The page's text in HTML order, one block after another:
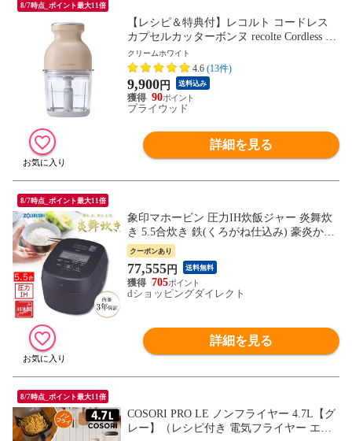
8/7時点_ポイント最大11倍
【レシピ＆特典付】レコルト コードレス
カプセルカッターボンヌ recolte Cordless Ca
psule Cutter Bonne ≪クリームホワイト RCP
-7≫ フードプロセッサー 充電式 洗いやす
い みじん切り 氷も砕ける 大根おろし かき
氷 泡立て 電動 ギフト
クリームホワイト
4.6 (13件)
9,900円 送料込み
90
プライウッド
詳細を見る
8/7時点_ポイント最大11倍
象印マホービン 圧力IH炊飯ジャー 炎舞炊
き 5.5合炊き 鉄(くろがね仕込み) 豪炎かま
ど釜 炊飯器 スレートブラック NW-NB10-B
Z
クーポンあり
77,555円 送料無料
705
dショッピングダイレクト
詳細を見る
8/7時点_ポイント最大11倍
COSORI PRO LE ノンフライヤー 4.7L【グ
レー】（レシピ付き 電気フライヤー エア